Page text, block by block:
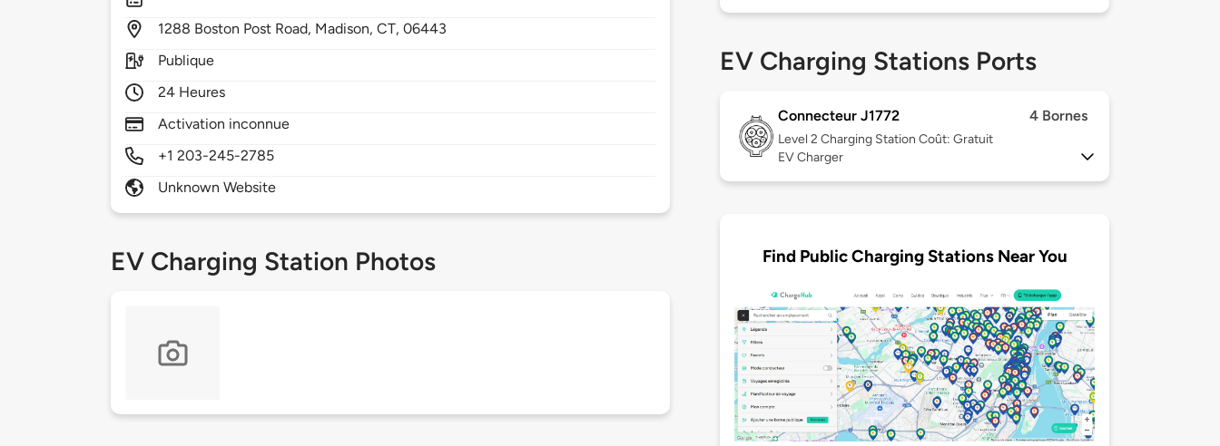
1288 Boston Post Road, Madison,CT,06443
Publique
24 Heures
Activation inconnue
+1 203-245-2785
Unknown Website
EV Charging Station Photos
EV Charging Stations Ports
Connecteur J1772 4 Bornes
Level 2 Charging Station Coût: Gratuit
EV Charger
Find Public Charging Stations Near You